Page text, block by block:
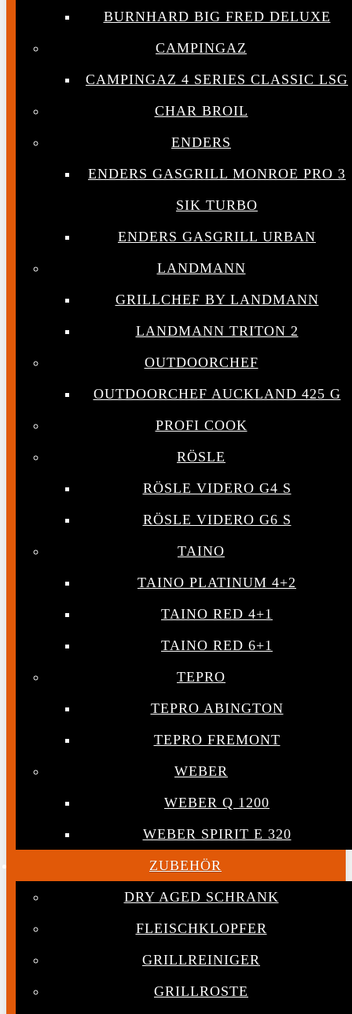
BURNHARD BIG FRED DELUXE
CAMPINGAZ
CAMPINGAZ 4 SERIES CLASSIC LSG
CHAR BROIL
ENDERS
ENDERS GASGRILL MONROE PRO 3
SIK TURBO
ENDERS GASGRILL URBAN
LANDMANN
GRILLCHEF BY LANDMANN
LANDMANN TRITON 2
OUTDOORCHEF
OUTDOORCHEF AUCKLAND 425 G
PROFI COOK
RÖSLE
RÖSLE VIDERO G4 S
RÖSLE VIDERO G6 S
TAINO
TAINO PLATINUM 4+2
TAINO RED 4+1
TAINO RED 6+1
TEPRO
TEPRO ABINGTON
TEPRO FREMONT
WEBER
WEBER Q 1200
WEBER SPIRIT E 320
ZUBEHÖR
DRY AGED SCHRANK
FLEISCHKLOPFER
GRILLREINIGER
GRILLROSTE